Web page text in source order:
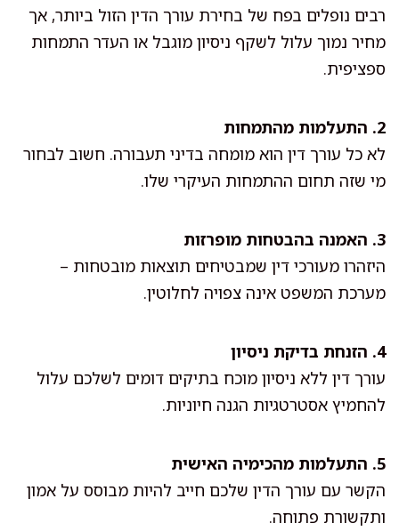
רבים נופלים בפח של בחירת עורך הדין הזול ביותר, אך
מחיר נמוך עלול לשקף ניסיון מוגבל או העדר התמחות
ספציפית.
2. התעלמות מהתמחות
לא כל עורך דין הוא מומחה בדיני תעבורה. חשוב לבחור
מי שזה תחום ההתמחות העיקרי שלו.
3. האמנה בהבטחות מופרזות
היזהרו מעורכי דין שמבטיחים תוצאות מובטחות –
מערכת המשפט אינה צפויה לחלוטין.
4. הזנחת בדיקת ניסיון
עורך דין ללא ניסיון מוכח בתיקים דומים לשלכם עלול
להחמיץ אסטרטגיות הגנה חיוניות.
5. התעלמות מהכימיה האישית
הקשר עם עורך הדין שלכם חייב להיות מבוסס על אמון
ותקשורת פתוחה.